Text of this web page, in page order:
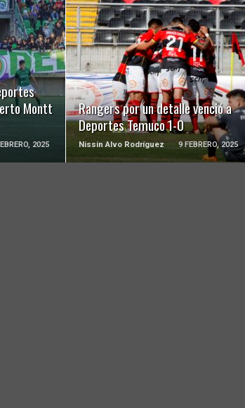
Montt
2025
Rangers por un detalle venció a
Deportes Temuco 1-0
Nissin Alvo Rodríguez 9 FEBRERO, 2025
LEER MÁS